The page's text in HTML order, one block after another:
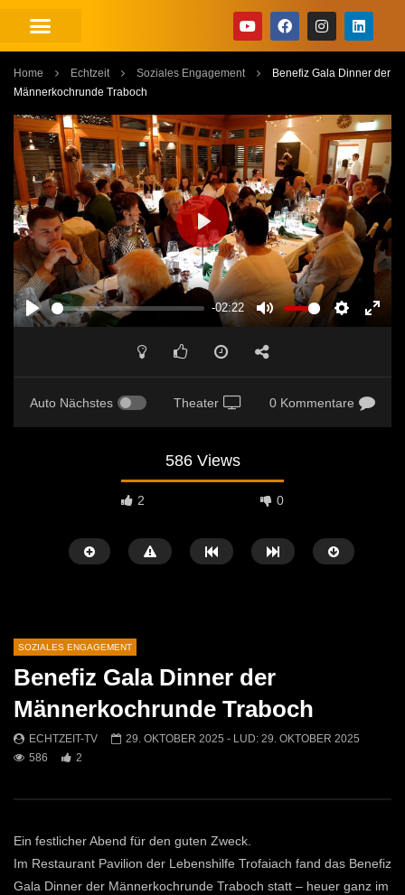
Home Echtzeit Soziales Engagement
Benefiz Gala Dinner der
Männerkochrunde Traboch
PLAY
-02:22
MUTE SETTINGS
PLAY
Auto Nächstes Theater 0 Kommentare
586 Views
2 0
SOZIALES ENGAGEMENT
Benefiz Gala Dinner der
Männerkochrunde Traboch
ECHTZEIT-TV 29. OKTOBER 2025 - LUD: 29. OKTOBER 2025
586
2
Ein festlicher Abend für den guten Zweck.
Im Restaurant Pavilion der Lebenshilfe Trofaiach fand das Benefiz
Gala Dinner der Männerkochrunde Traboch statt – heuer ganz im